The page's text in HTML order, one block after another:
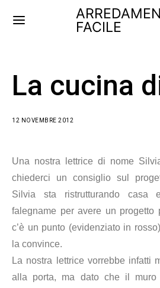
FACILE
La cucina
12 NOVEMBRE 2012
Una nostra lettrice di nome
chiederci un consiglio sul
Silvia sta ristrutturando casa
falegname per avere un progetto
c’è un punto (evidenziato in
la convince.
La nostra lettrice vorrebbe infatti
alla porta, ma dato che il